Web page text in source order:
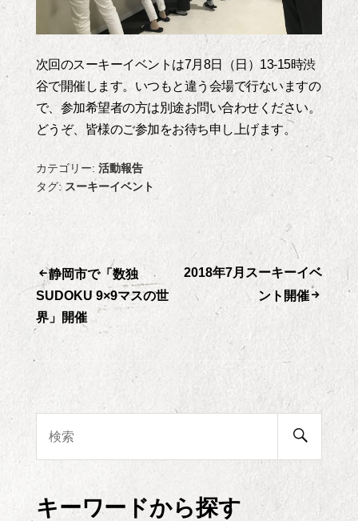
次回のスーキーイベントは7月8日（日）13-15時渋
谷で開催します。いつもと違う会場で行ないますの
で、参加希望者の方は別途お問い合わせください。
どうぞ、皆様のご参加をお待ち申し上げます。
カテゴリー: 活動報告
タグ: スーキーイベント
投
稿
ナ
ゲ
ー
シ
静岡市で「数独
SUDOKU 9×9マスの世
界」開催
2018年7月スーキーイベ
ント開催
検
検
索
開
キーワードから探す